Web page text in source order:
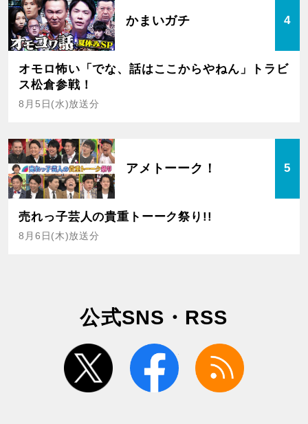
かまいガチ 4
オモロ怖い「でな、話はここからやねん」トラビ
ス松倉参戦！
8月5日(水)放送分
アメトーーク！ 5
売れっ子芸人の貴重トーーク祭り!!
8月6日(木)放送分
公式SNS・RSS
twitter facebook